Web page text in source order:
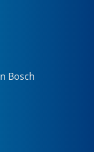
Bosch